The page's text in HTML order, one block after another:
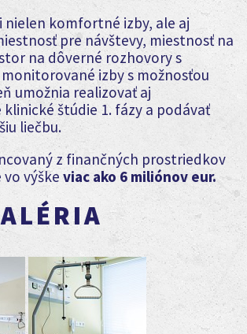
nielen komfortné izby, ale aj
pre návštevy, miestnosť na
na dôverné rozhovory s
izby s možnosťou
umožnia realizovať aj
klinické štúdie 1. fázy a podávať
liečbu.
z finančných prostriedkov
vo výške viac ako 6 miliónov eur.